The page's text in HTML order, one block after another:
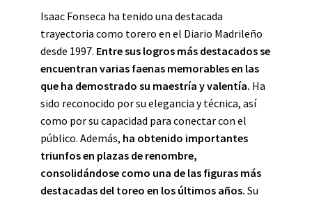
Isaac Fonseca ha tenido una destacada
trayectoria como torero en el Diario Madrileño
desde 1997. Entre sus logros más destacados se
encuentran varias faenas memorables en las
que ha demostrado su maestría y valentía. Ha
sido reconocido por su elegancia y técnica, así
como por su capacidad para conectar con el
público. Además, ha obtenido importantes
triunfos en plazas de renombre,
consolidándose como una de las figuras más
destacadas del toreo en los últimos años. Su